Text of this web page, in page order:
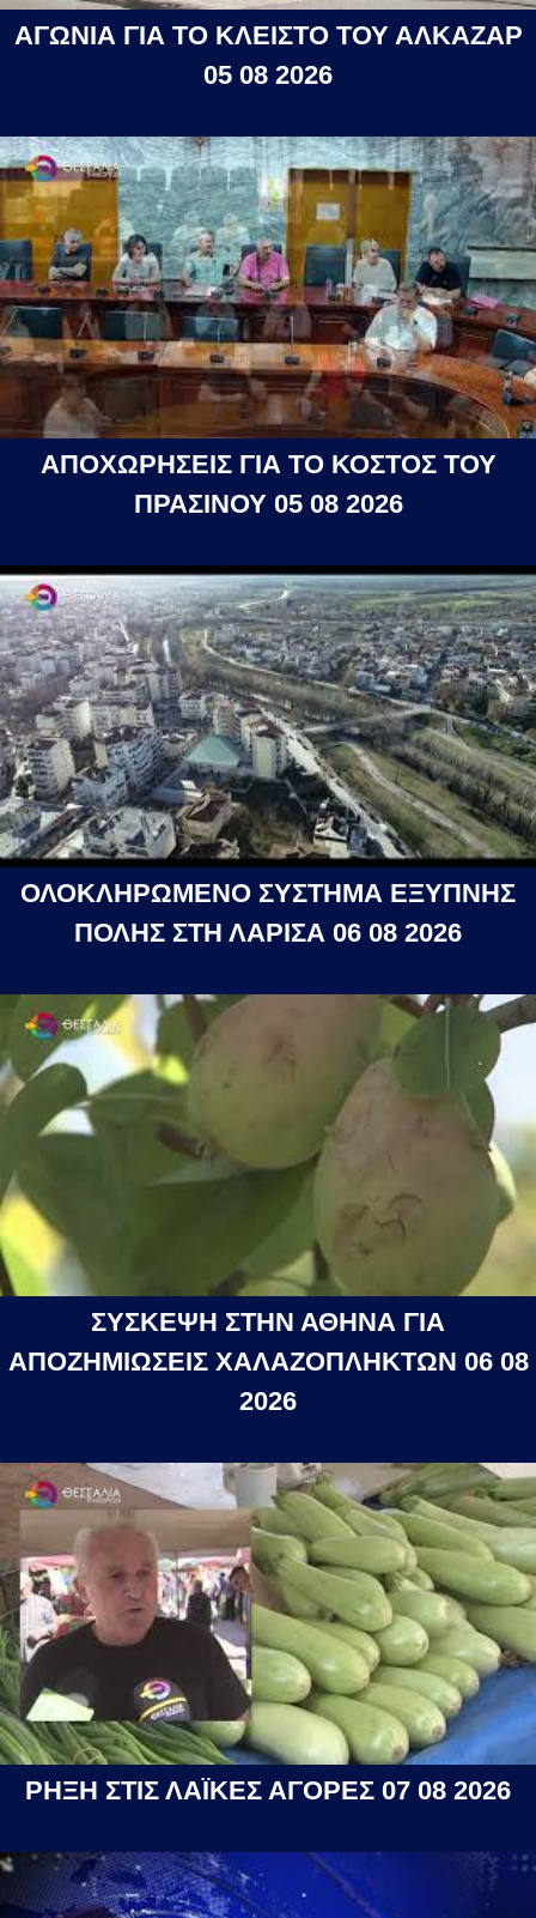
ΑΓΩΝΙΑ ΓΙΑ ΤΟ ΚΛΕΙΣΤΟ ΤΟΥ ΑΛΚΑΖΑΡ
05 08 2026
ΑΠΟΧΩΡΗΣΕΙΣ ΓΙΑ ΤΟ ΚΟΣΤΟΣ ΤΟΥ
ΠΡΑΣΙΝΟΥ 05 08 2026
ΟΛΟΚΛΗΡΩΜΕΝΟ ΣΥΣΤΗΜΑ ΕΞΥΠΝΗΣ
ΠΟΛΗΣ ΣΤΗ ΛΑΡΙΣΑ 06 08 2026
ΣΥΣΚΕΨΗ ΣΤΗΝ ΑΘΗΝΑ ΓΙΑ
ΑΠΟΖΗΜΙΩΣΕΙΣ ΧΑΛΑΖΟΠΛΗΚΤΩΝ 06 08
2026
ΡΗΞΗ ΣΤΙΣ ΛΑΪΚΕΣ ΑΓΟΡΕΣ 07 08 2026